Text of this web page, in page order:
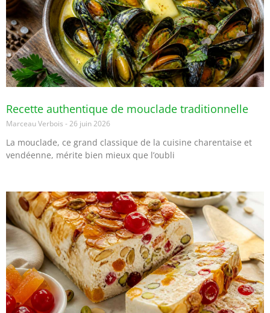
Recette authentique de mouclade traditionnelle
Marceau Verbois 26 juin 2026
La mouclade, ce grand classique de la cuisine charentaise et
vendéenne, mérite bien mieux que l’oubli